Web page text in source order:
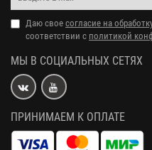
Даю свое согласие на
соответствии с политикой
МЫ В СОЦИАЛЬНЫХ СЕТЯХ
ПРИНИМАЕМ К ОПЛАТЕ